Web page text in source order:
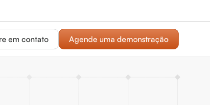
em contato Agende uma demonstração